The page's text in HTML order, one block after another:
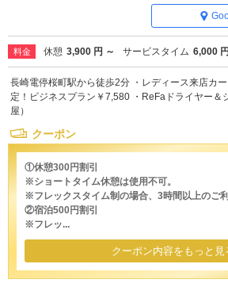
料金 休憩 3,900 円 ～ サービスタイム 6,000
長崎電停桜町駅から徒歩2分 ・レディース来店カ
定！ビジネスプラン￥7,580 ・ReFaドライヤー＆
屋）
クーポン
①休憩300円割引
※ショートタイム休憩は使用不可。
※フレックスタイム制の場合、3時間以上のご利
②宿泊500円割引
※フレッ...
クーポン内容をもっと見